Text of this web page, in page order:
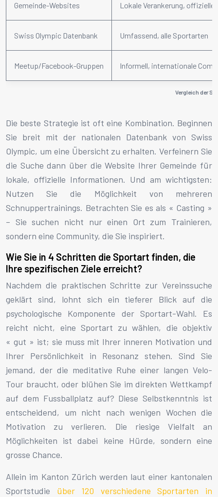
Vergleich der
Gemeinde-Websites Lokale Verankerung, offizielle
Swiss Olympic Datenbank Umfassend, alle Sportarten
Meetup/Facebook-Gruppen Informell, internationale
Die beste Strategie ist oft eine Kombination. Beginnen
Sie breit mit der nationalen Datenbank von Swiss
Olympic, um eine Übersicht zu erhalten. Verfeinern Sie
die Suche dann über die Website Ihrer Gemeinde für
lokale, offizielle Informationen. Und am wichtigsten:
Nutzen Sie die Möglichkeit von mehreren
Schnuppertrainings. Betrachten Sie es als « Casting »
– Sie suchen nicht nur einen Ort zum Trainieren,
sondern eine Community, die Sie inspiriert.
Wie Sie in 4 Schritten die Sportart finden, die
Ihre spezifischen Ziele erreicht?
Nachdem die praktischen Schritte zur Vereinssuche
geklärt sind, lohnt sich ein tieferer Blick auf die
psychologische Komponente der Sportart-Wahl. Es
reicht nicht, eine Sportart zu wählen, die objektiv
« gut » ist; sie muss mit Ihrer inneren Motivation und
Ihrer Persönlichkeit in Resonanz stehen. Sind Sie
jemand, der die meditative Ruhe einer langen Velo-
Tour braucht, oder blühen Sie im direkten Wettkampf
auf dem Fussballplatz auf? Diese Selbstkenntnis ist
entscheidend, um nicht nach wenigen Wochen die
Motivation zu verlieren. Die riesige Vielfalt an
Möglichkeiten ist dabei keine Hürde, sondern eine
grosse Chance.
Allein im Kanton Zürich werden laut einer kantonalen
Sportstudie über 120 verschiedene Sportarten in